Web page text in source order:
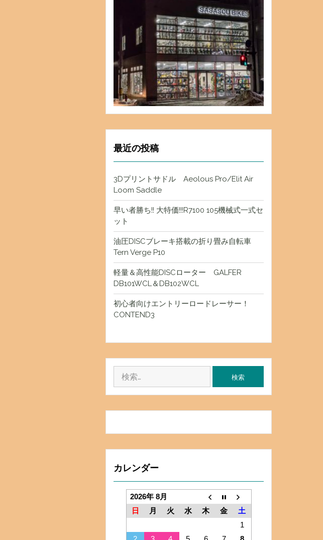
最近の投稿
3Dプリントサドル Aeolous Pro/Elit Air
Loom Saddle
早い者勝ち!! 大特価!!!R7100 105機械式一式セ
ット
油圧DISCブレーキ搭載の折り畳み自転車
Tern Verge P10
軽量＆高性能DISCローター GALFER
DB101WCL＆DB102WCL
初心者向けエントリーロードレーサー！
CONTEND3
索:
カレンダー
2026年 8月
日
月 火 水 木 金
土
1